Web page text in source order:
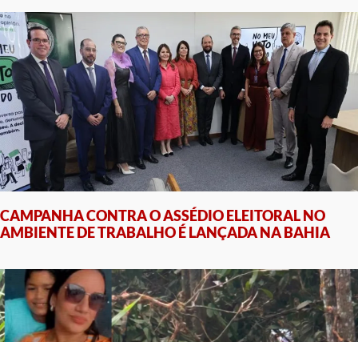
CAMPANHA CONTRA O ASSÉDIO ELEITORAL NO
AMBIENTE DE TRABALHO É LANÇADA NA BAHIA